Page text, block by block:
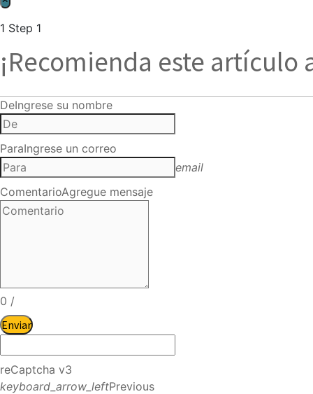
1 Step 1
¡Recomienda este artículo
DeIngrese su nombre
ParaIngrese un correo
email
ComentarioAgregue mensaje
0 /
Enviar
reCaptcha v3
keyboard_arrow_leftPrevious